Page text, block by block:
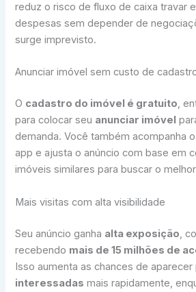
reduz o risco de fluxo de caixa travar
despesas sem depender de
surge imprevisto.
Anunciar imóvel sem custo de
O cadastro do imóvel é gratuito,
para colocar seu anunciar imóvel
demanda. Você também acompanha
app e ajusta o anúncio com base em
imóveis similares para buscar o
Mais visitas com alta visibilidade
Seu anúncio ganha alta exposição ,
recebendo mais de 15 milhões de
Isso aumenta as chances de aparecer
interessadas mais rapidamente,